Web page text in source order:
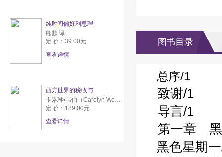
纯时间偏好利息理
熊越 译
定 价：39.00元
查看详情
西方世界的税收与
卡洛琳•韦伯（Carolyn Webber） 亚伦•威尔达夫斯基（Aaron Wildavsky）
定 价：189.00元
查看详情
图书目录
总序/1
致谢/1
导言/1
第一章 黑
黑色星期